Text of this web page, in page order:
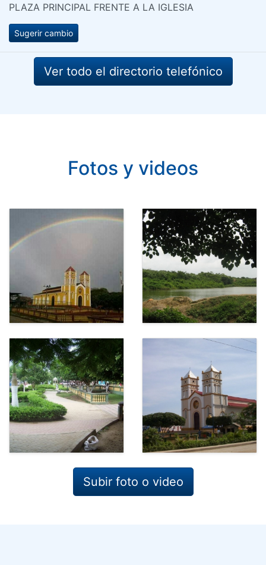
PLAZA PRINCIPAL FRENTE A LA IGLESIA
Sugerir cambio
Ver todo el directorio telefónico
Fotos y videos
Subir foto o video